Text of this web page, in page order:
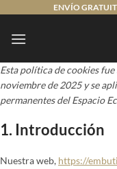
contenido
ENVÍO
Esta política de cookies
noviembre de 2025 y se
permanentes del Espacio
1. Introducción
Nuestra web, https://